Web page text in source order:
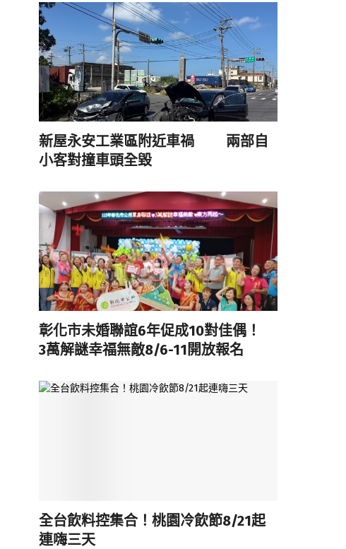
新屋永安工業區附近車禍 兩部自
小客對撞車頭全毀
彰化市未婚聯誼6年促成10對佳偶！
3萬解謎幸福無敵8/6-11開放報名
全台飲料控集合！桃園冷飲節8/21起
連嗨三天